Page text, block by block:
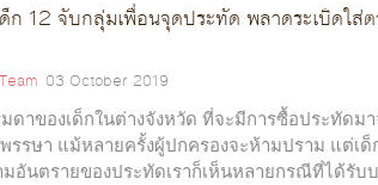
ก 12 จับกลุ่มเพื่อนจุดประทัด พลาดระเบิดใส่
03 October 2019
มดาของเด็กในต่างจังหวัด ที่จะมีการซื้อประทัดม
รรษา แม้หลายครั้งผู้ปกครองจะห้ามปราม แต่เด็
มอันตรายของประทัดเราก็เห็นหลายกรณีที่ได้รับ